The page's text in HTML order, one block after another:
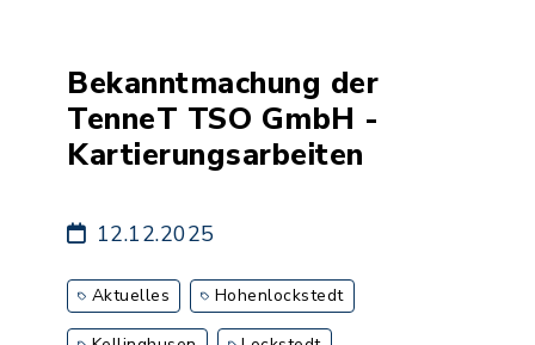
Bekanntmachung der
TenneT TSO GmbH -
Kartierungsarbeiten
12.12.2025
Aktuelles Hohenlockstedt